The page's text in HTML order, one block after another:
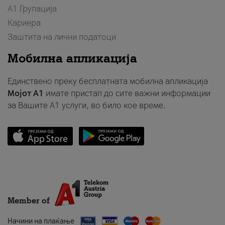
А1 Групација
Кариера
Заштита на лични податоци
Мобилна апликација
Единствено преку бесплатната мобилна апликација
Мојот A1 имате пристап до сите важни информации
за Вашите A1 услуги, во било кое време.
Member of
Начини на плаќање